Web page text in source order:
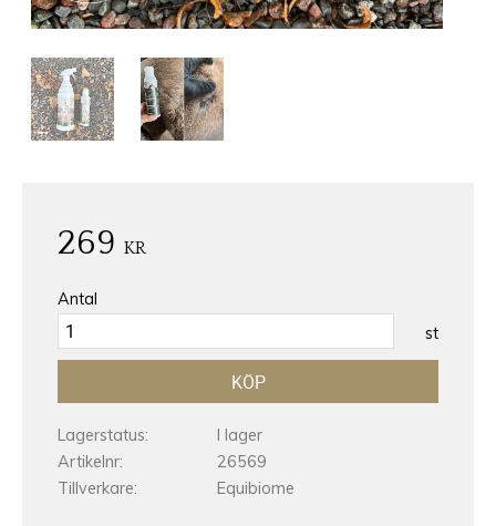
269 KR
Antal
st
KÖP
Lagerstatus
I lager
Artikelnr
26569
Tillverkare
Equibiome